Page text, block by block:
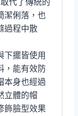
潔俐落，也
過程中散
下擺皆使用
，能有效防
本身也經過
立體的帽
飾臉型效果